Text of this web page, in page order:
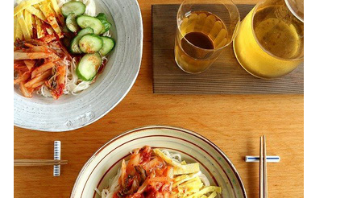
餐桌週記
享樂隨手拍
照相簿
影音區
創意出版服務
歷史區